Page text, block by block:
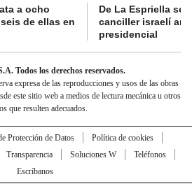
a ocho
de ellas en
De La Espriella se
canciller israelí
presidencial
Todos los derechos reservados.
expresa de las reproducciones y usos de las obras
este sitio web a medios de lectura mecánica u otros
que resulten adecuados.
Protección de Datos
Política de cookies
Transparencia Soluciones W
Teléfonos
Escríbanos